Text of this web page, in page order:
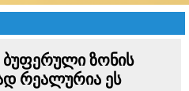
ბუფერული ზონის
რეალურია ეს